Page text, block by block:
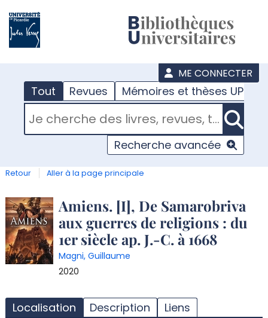
ME CONNECTER
Tout Revues Mémoires et thèses UPJV
RECHERCHER DANS "TOUT"
Recherche avancée
Retour Aller à la page principale
Détail
document
Amiens. [I], De Samarobriva
aux guerres de religions : du
1er siècle ap. J.-C. à 1668
Magni, Guillaume
2020
Localisation Description Liens